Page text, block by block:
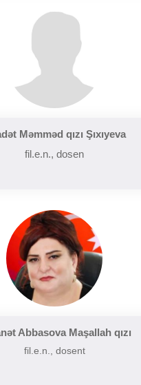
Məmməd qızı Şıxıyeva
fil.e.n., dosen
Abbasova Maşallah qızı
fil.e.n., dosent